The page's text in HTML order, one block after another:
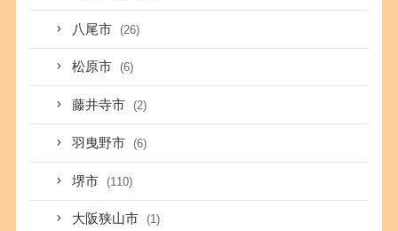
八尾市 (26)
松原市 (6)
藤井寺市 (2)
羽曳野市 (6)
堺市 (110)
大阪狭山市 (1)